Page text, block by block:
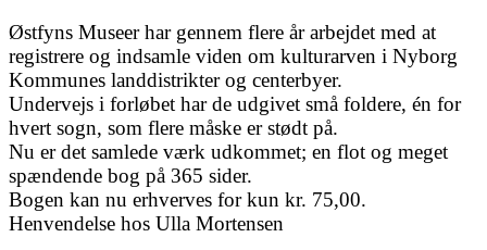
Østfyns Museer har gennem flere år arbejdet med at
registrere og indsamle viden om kulturarven i Nyborg
Kommunes landdistrikter og centerbyer.
Undervejs i forløbet har de udgivet små foldere, én for
hvert sogn, som flere måske er stødt på.
Nu er det samlede værk udkommet; en flot og meget
spændende bog på 365 sider.
Bogen kan nu erhverves for kun kr. 75,00.
Henvendelse hos Ulla Mortensen